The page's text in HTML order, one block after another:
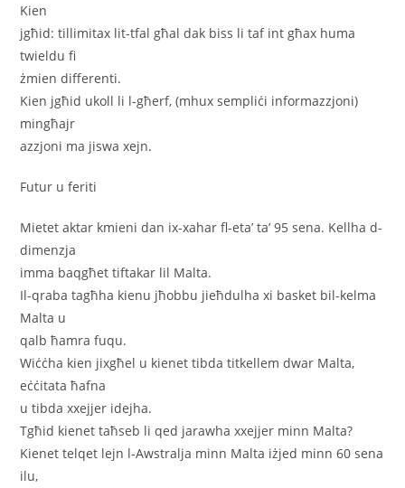
Kien
jgħid: tillimitax lit-tfal għal dak biss li taf int għax huma
twieldu fi
żmien differenti.
Kien jgħid ukoll li l-għerf, (mhux sempliċi informazzjoni)
mingħajr
azzjoni ma jiswa xejn.
Futur u feriti
Mietet aktar kmieni dan ix-xahar fl-eta’ ta’ 95 sena. Kellha d-
dimenzja
imma baqgħet tiftakar lil Malta.
Il-qraba tagħha kienu jħobbu jieħdulha xi basket bil-kelma
Malta u
qalb ħamra fuqu.
Wiċċha kien jixgħel u kienet tibda titkellem dwar Malta,
eċċitata ħafna
u tibda xxejjer idejha.
Tgħid kienet taħseb li qed jarawha xxejjer minn Malta?
Kienet telqet lejn l-Awstralja minn Malta iżjed minn 60 sena
ilu,